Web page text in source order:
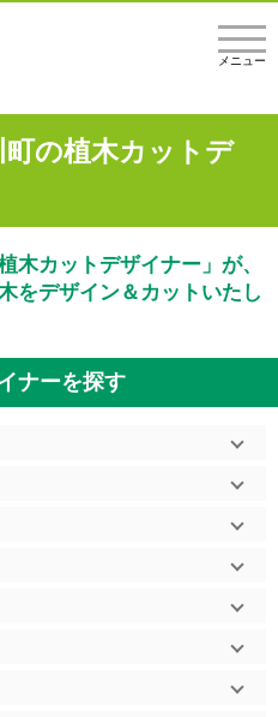
メニュー
の植木カットデ
木カットデザイナー」が、
をデザイン＆カットいたし
ナーを探す